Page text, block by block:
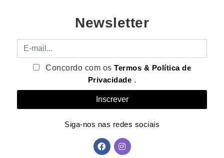
Newsletter
E-mail
Concordo com osTermos & Política de
Privacidade .
Siga-nos nas redes sociais